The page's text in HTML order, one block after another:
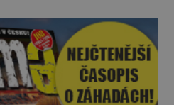
středověké Anglie a ani
není